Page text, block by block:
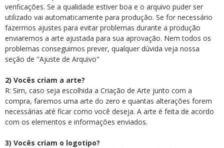
verificações. Se a qualidade estiver boa e o arquivo puder ser
utilizado vai automaticamente para produção. Se for necessário
fazermos ajustes para evitar problemas durante a produção
enviaremos a arte ajustada para sua aprovação. Nem todos os
problemas conseguimos prever, qualquer dúvida veja nossa
seção de "Ajuste de Arquivo"
2) Vocês criam a arte?
R: Sim, caso seja escolhida a Criação de Arte junto com a
compra, faremos uma arte do zero e quantas alterações forem
necessárias até ficar como você deseja. A arte é feita de acordo
com os elementos e informações enviados.
3) Vocês criam o logotipo?